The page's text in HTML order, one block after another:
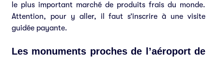
le plus important marché de produits frais du monde.
Attention, pour y aller, il faut s’inscrire à une visite
guidée payante.
Les monuments proches de l’aéroport de